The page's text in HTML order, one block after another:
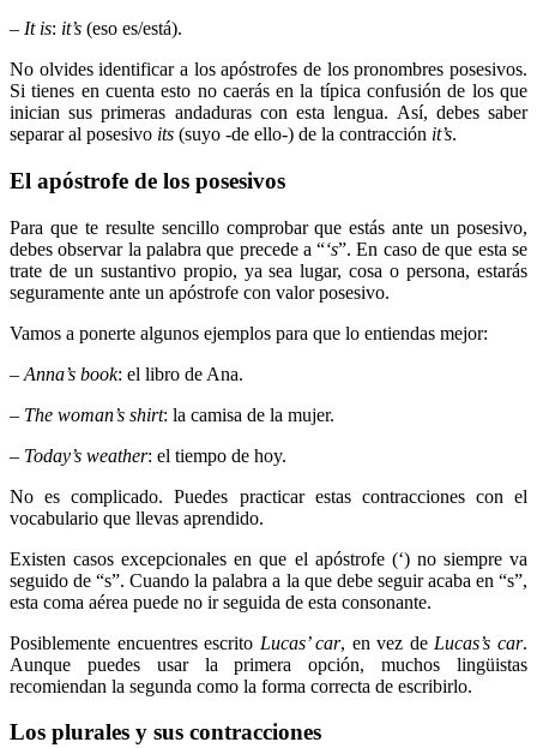
– It is: it’s (eso es/está).
No olvides identificar a los apóstrofes de los pronombres posesivos.
Si tienes en cuenta esto no caerás en la típica confusión de los que
inician sus primeras andaduras con esta lengua. Así, debes saber
separar al posesivo its (suyo -de ello-) de la contracción it’s.
El apóstrofe de los posesivos
Para que te resulte sencillo comprobar que estás ante un posesivo,
debes observar la palabra que precede a “‘s”. En caso de que esta se
trate de un sustantivo propio, ya sea lugar, cosa o persona, estarás
seguramente ante un apóstrofe con valor posesivo.
Vamos a ponerte algunos ejemplos para que lo entiendas mejor:
– Anna’s book: el libro de Ana.
– The woman’s shirt: la camisa de la mujer.
– Today’s weather: el tiempo de hoy.
No es complicado. Puedes practicar estas contracciones con el
vocabulario que llevas aprendido.
Existen casos excepcionales en que el apóstrofe (‘) no siempre va
seguido de “s”. Cuando la palabra a la que debe seguir acaba en “s”,
esta coma aérea puede no ir seguida de esta consonante.
Posiblemente encuentres escrito Lucas’ car, en vez de Lucas’s car.
Aunque puedes usar la primera opción, muchos lingüistas
recomiendan la segunda como la forma correcta de escribirlo.
Los plurales y sus contracciones